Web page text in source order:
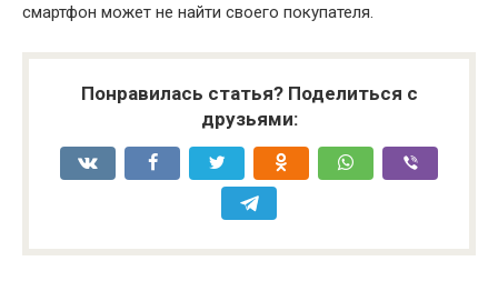
смартфон может не найти своего покупателя.
Понравилась статья? Поделиться с
друзьями: